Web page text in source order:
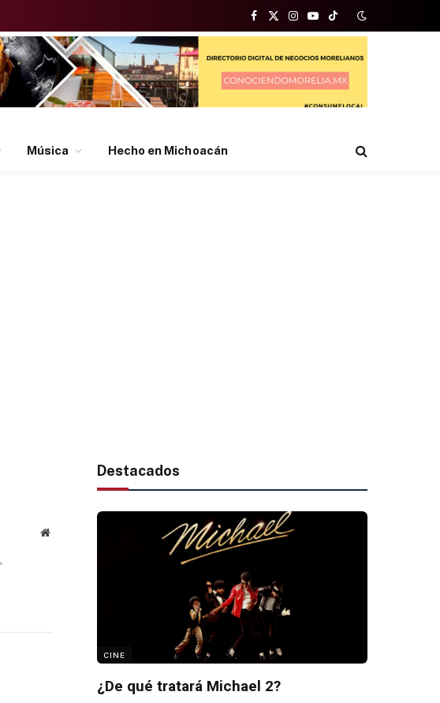
Facebook
X
(Twitter)
Instagram
YouTubeTikTok
Música Hecho en Michoacán
Website
Destacados
CINE
¿De qué tratará Michael 2?